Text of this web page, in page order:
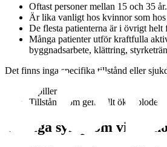
Oftast personer mellan 15 och 35 år.
Är lika vanligt hos kvinnor som hos
De flesta patienterna är i övrigt
Många patienter utför kraftfulla
byggnadsarbete, klättring,
Det finns inga specifika tillstånd eller
P-piller
Tillstånd som generellt ökar blodets
Vanliga symptom vid